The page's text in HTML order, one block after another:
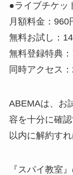
●ライブチケッ
月額料金：960
無料お試し：
無料登録特典
同時アクセス
ABEMAは、お
容を十分に確
以内に解約す
『スパイ教室